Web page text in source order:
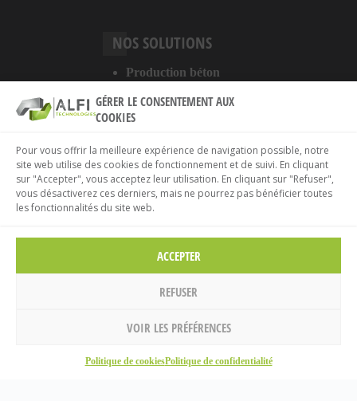
GÉRER LE CONSENTEMENT AUX
COOKIES
Pour vous offrir la meilleure expérience de navigation possible, notre
site web utilise des cookies de fonctionnement et de suivi. En cliquant
sur "Accepter", vous acceptez leur utilisation. En cliquant sur "Refuser",
vous désactiverez ces derniers, mais ne pourrez pas bénéficier toutes
les fonctionnalités du site web.
ACCEPTER
REFUSER
VOIR LES PRÉFÉRENCES
Politique de cookiesPolitique de confidentialité
NOS SOLUTIONS
Production béton
Services
A PROPOS DU SITE
Mentions légales
Politique de confidentialité
Politique de cookies